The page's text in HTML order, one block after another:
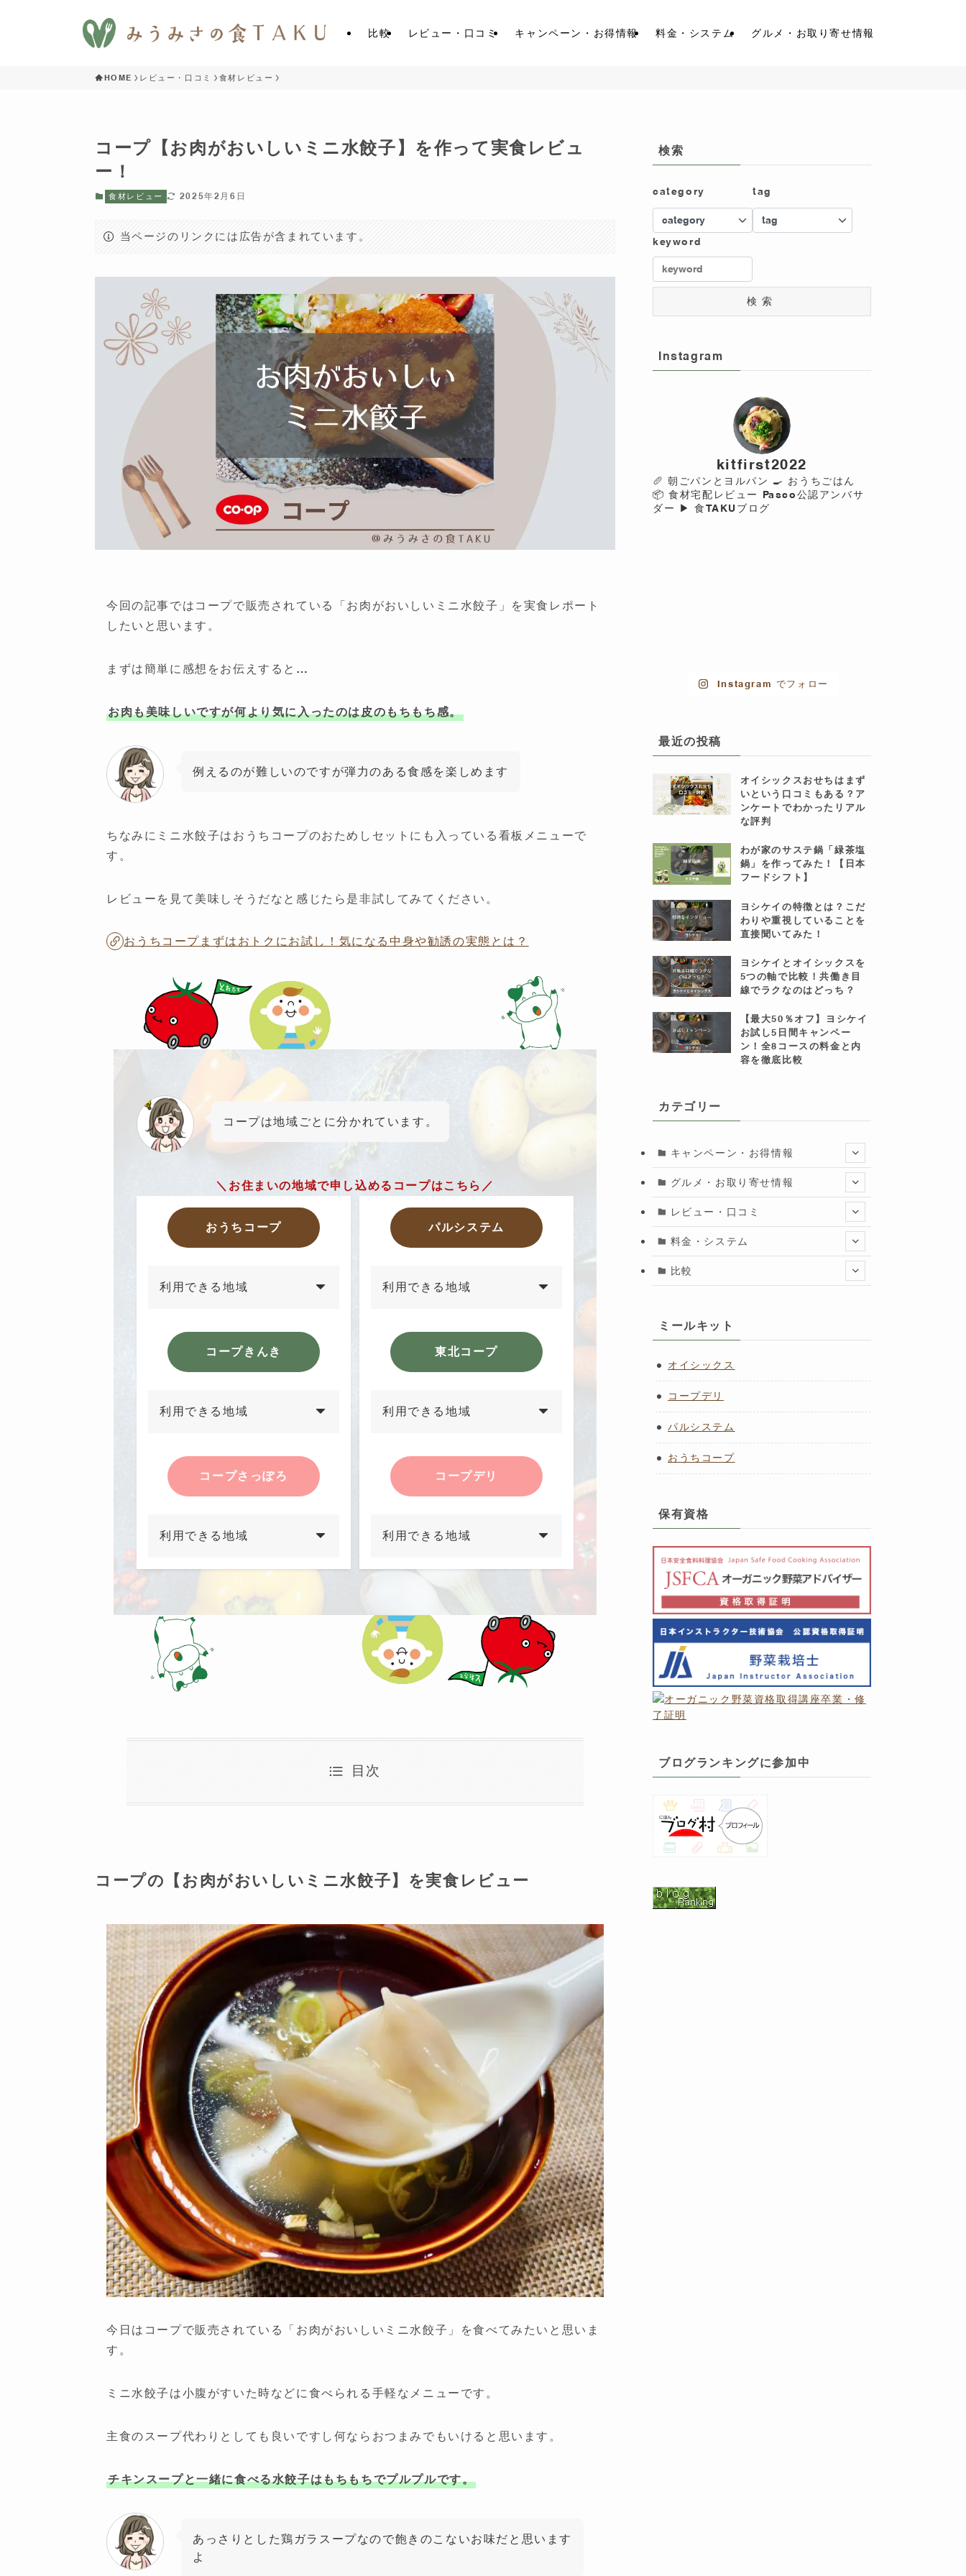
比較 レビュー・口コミ キャンペーン・お得情報 料金・システム グルメ・お取り寄せ情報
HOME レビュー・口コミ 食材レビュー
コープ【お肉がおいしいミニ水餃子】を作って実食レビュ
ー！
食材レビュー 2025年2月6日
当ページのリンクには広告が含まれています。
今回の記事ではコープで販売されている「お肉がおいしいミニ水餃子」を実食レポート
したいと思います。
まずは簡単に感想をお伝えすると…
お肉も美味しいですが何より気に入ったのは皮のもちもち感。
例えるのが難しいのですが弾力のある食感を楽しめます
ちなみにミニ水餃子はおうちコープのおためしセットにも入っている看板メニューで
す。
レビューを見て美味しそうだなと感じたら是非試してみてください。
おうちコープまずはおトクにお試し！気になる中身や勧誘の実態とは？
コープは地域ごとに分かれています。
＼お住まいの地域で申し込めるコープはこちら／
おうちコープ
利用できる地域
パルシステム
利用できる地域
コープきんき
利用できる地域
東北コープ
利用できる地域
コープさっぽろ
利用できる地域
コープデリ
利用できる地域
目次
コープの【お肉がおいしいミニ水餃子】を実食レビュー
今日はコープで販売されている「お肉がおいしいミニ水餃子」を食べてみたいと思いま
す。
ミニ水餃子は小腹がすいた時などに食べられる手軽なメニューです。
主食のスープ代わりとしても良いですし何ならおつまみでもいけると思います。
チキンスープと一緒に食べる水餃子はもちもちでプルプルです。
あっさりとした鶏ガラスープなので飽きのこないお味だと思います
よ
検索
category tag
keyword
検索
Instagram
kitfirst2022
🥖 朝ごパンとヨルパン 🍳 おうちごはん
📦 食材宅配レビュー Pasco公認アンバサ
ダー ▶︎ 食TAKUブログ
Instagram でフォロー
最近の投稿
オイシックスおせちはまず
いという口コミもある？ア
ンケートでわかったリアル
な評判
わが家のサステ鍋「緑茶塩
鍋」を作ってみた！【日本
フードシフト】
ヨシケイの特徴とは？こだ
わりや重視していることを
直接聞いてみた！
ヨシケイとオイシックスを
5つの軸で比較！共働き目
線でラクなのはどっち？
【最大50％オフ】ヨシケイ
お試し5日間キャンペー
ン！全8コースの料金と内
容を徹底比較
カテゴリー
キャンペーン・お得情報
グルメ・お取り寄せ情報
レビュー・口コミ
料金・システム
比較
ミールキット
オイシックス
コープデリ
パルシステム
おうちコープ
保有資格
ブログランキングに参加中